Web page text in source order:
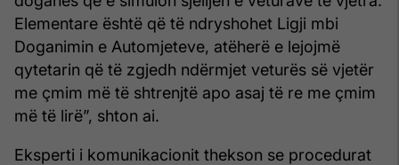
Elementare është që të ndryshohet Ligji mbi
Doganimin e Automjeteve, atëherë e lejojmë
qytetarin që të zgjedh ndërmjet veturës së vjetër
me çmim më të shtrenjtë apo asaj të re me çmim
më të lirë”, shton ai.
Eksperti i komunikacionit thekson se procedurat